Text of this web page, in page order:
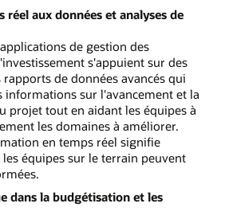
réel aux données et analyses de
de gestion des
s'appuient sur des
rapports de données avancés qui
informations sur l'avancement et la
projet tout en aidant les équipes à
les domaines à améliorer.
en temps réel signifie
équipes sur le terrain peuvent
dans la budgétisation et les